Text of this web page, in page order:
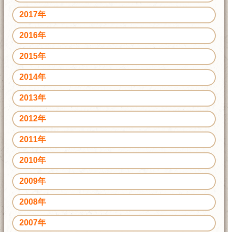
2017年
2016年
2015年
2014年
2013年
2012年
2011年
2010年
2009年
2008年
2007年